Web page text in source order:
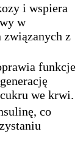
i wspiera
w
związanych z
funkcje
we krwi.
co